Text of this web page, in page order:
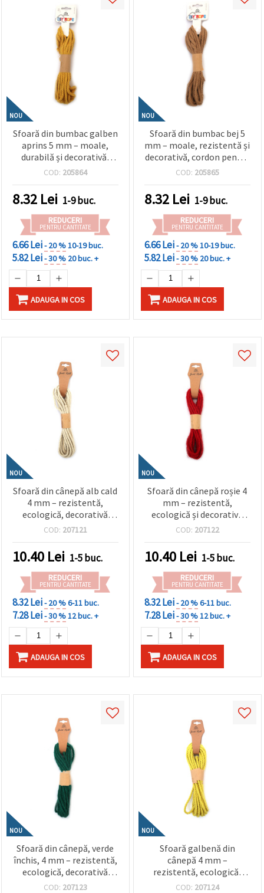
NOU
Sfoară din bumbac galben
aprins 5 mm – moale,
durabilă și decorativă,
rolă ~5 m pentru
COD: 205864
8.32 Lei 1-9 buc.
REDUCERI
PENTRU CANTITATE
6.66 Lei- 20 %10-19 buc.
5.82 Lei- 30 % 20 buc. +
ADAUGA IN COS
NOU
Sfoară din bumbac bej 5
mm – moale, rezistentă și
decorativă, cordon pentru
craft & handmade, rolă ~5
COD: 205865
8.32 Lei 1-9 buc.
REDUCERI
PENTRU CANTITATE
6.66 Lei- 20 %10-19 buc.
5.82 Lei- 30 % 20 buc. +
ADAUGA IN COS
NOU
Sfoară din cânepă alb cald
4 mm – rezistentă,
ecologică, decorativă
pentru macrame, hobby &
COD: 207121
10.40 Lei 1-5 buc.
REDUCERI
PENTRU CANTITATE
8.32 Lei- 20 %6-11 buc.
7.28 Lei- 30 %12 buc. +
ADAUGA IN COS
NOU
Sfoară din cânepă roșie 4
mm – rezistentă,
ecologică și decorativă
pentru craft & handmade,
COD: 207122
10.40 Lei 1-5 buc.
REDUCERI
PENTRU CANTITATE
8.32 Lei- 20 %6-11 buc.
7.28 Lei- 30 %12 buc. +
ADAUGA IN COS
NOU
Sfoară din cânepă, verde
închis, 4 mm – rezistentă,
ecologică, decorativă
pentru handmade & DIY,
COD: 207123
NOU
Sfoară galbenă din
cânepă 4 mm –
rezistentă, ecologică,
cordon decorativ pentru
COD: 207124